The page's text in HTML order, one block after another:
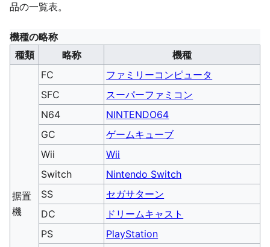
品の一覧表。
機種の略称
種類
略称 機種
据置
機
FC
ファミリーコンピュータ
SFC
スーパーファミコン
N64
NINTENDO64
GC
ゲームキューブ
Wii
Wii
Switch
Nintendo Switch
SS
セガサターン
DC
ドリームキャスト
PS
PlayStation